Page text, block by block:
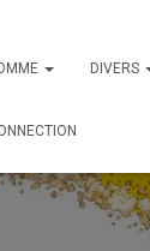
DIVERS